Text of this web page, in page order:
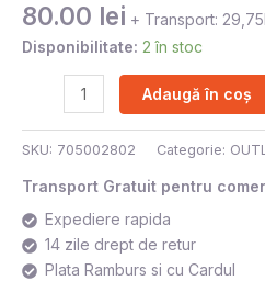
80.00 lei + Transport:
Disponibilitate: 2 în stoc
AM
Adaugă în coș
SKU: 705002802 Categorie:
Transport Gratuit pentru
Expediere rapida
14 zile drept de retur
Plata Ramburs si cu Cardul